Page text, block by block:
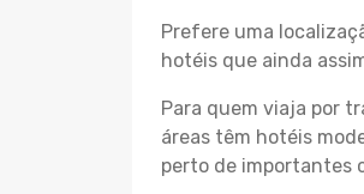
Prefere uma
hotéis que ainda
Para quem viaja por
áreas têm hotéis
perto de importantes